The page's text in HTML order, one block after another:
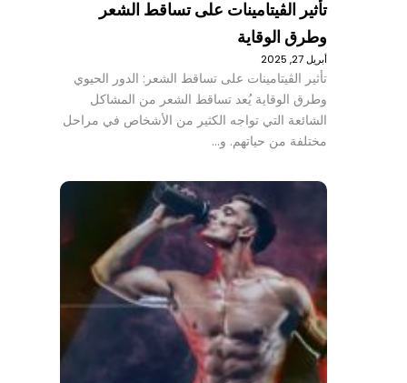
تأثير الڤيتامينات على تساقط الشعر
وطرق الوقاية
أبريل 27, 2025
تأثير الڤيتامينات على تساقط الشعر: الدور الحيوي
وطرق الوقاية يُعد تساقط الشعر من المشاكل
الشائعة التي تواجه الكثير من الأشخاص في مراحل
مختلفة من حياتهم. و…